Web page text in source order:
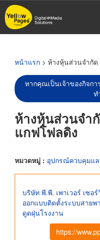
ข้าม
ไป
หน้าแรก > ห้างหุ้นส่วนจำกัด
หากคุณเป็นเจ้าของกิจก
ท
ห้างหุ้นส่วนจำ
แกฟโฟลดิง
หมวดหมู่ : อุปกรณ์ควบคุมแ
บริษัท พี.พี. เพาเวอร์ เซอ
ออกแบบติดตั้งระบบสายพ
ดูดฝุ่นโรงงาน
https://